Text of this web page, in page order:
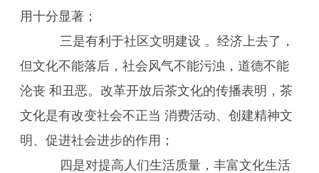
用十分显著；
三是有利于社区文明建设 。经济上去了，
但文化不能落后，社会风气不能污浊，道德不能
沦丧 和丑恶。改革开放后茶文化的传播表明，茶
文化是有改变社会不正当 消费活动、创建精神文
明、促进社会进步的作用；
四是对提高人们生活质量，丰富文化生活